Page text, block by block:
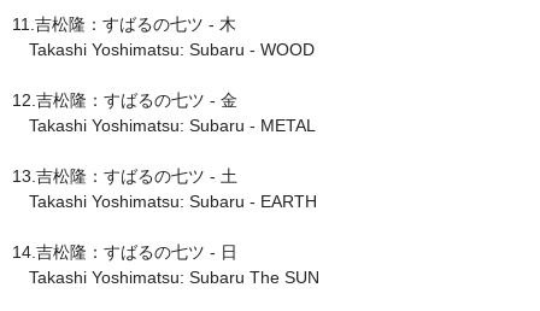
11.吉松隆：すばるの七ツ - 木
Takashi Yoshimatsu: Subaru - WOOD
12.吉松隆：すばるの七ツ - 金
Takashi Yoshimatsu: Subaru - METAL
13.吉松隆：すばるの七ツ - 土
Takashi Yoshimatsu: Subaru - EARTH
14.吉松隆：すばるの七ツ - 日
Takashi Yoshimatsu: Subaru The SUN